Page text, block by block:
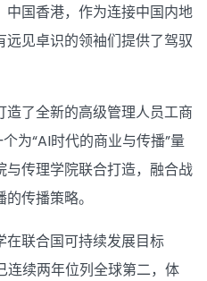
国香港，作为连接中国内地
见卓识的领袖们提供了驾驭
了全新的高级管理人员工商
为“AI时代的商业与传播”量
传理学院联合打造，融合战
传播策略。
在联合国可持续发展目标
连续两年位列全球第二，体